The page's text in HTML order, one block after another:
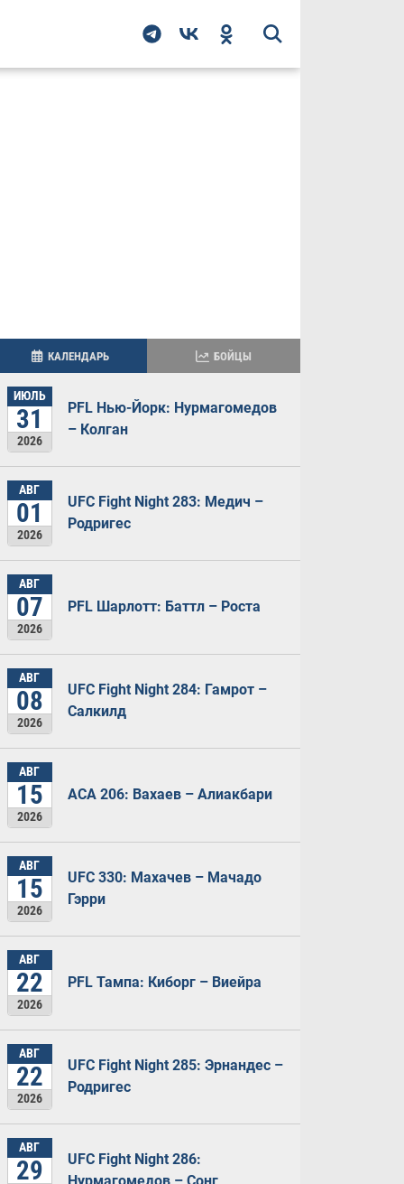
КАЛЕНДАРЬ БОЙЦЫ
ИЮЛЬ
31
2026
PFL Нью-Йорк: Нурмагомедов
– Колган
АВГ
01
2026
UFC Fight Night 283: Медич –
Родригес
АВГ
07
2026
PFL Шарлотт: Баттл – Роста
АВГ
08
2026
UFC Fight Night 284: Гамрот –
Салкилд
АВГ
15
2026
ACA 206: Вахаев – Алиакбари
АВГ
15
2026
UFC 330: Махачев – Мачадо
Гэрри
АВГ
22
2026
PFL Тампа: Киборг – Виейра
АВГ
22
2026
UFC Fight Night 285: Эрнандес –
Родригес
АВГ
29
UFC Fight Night 286: